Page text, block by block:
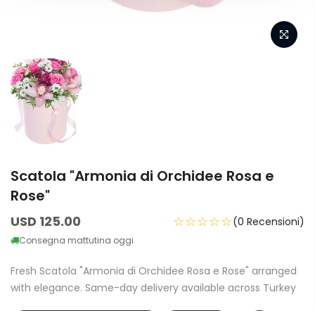
Scatola "Armonia di Orchidee Rosa e
Rose"
USD 125.00
Consegna mattutina oggi
☆☆☆☆☆(0 Recensioni)
Fresh Scatola "Armonia di Orchidee Rosa e Rose" arranged
with elegance. Same-day delivery available across Turkey